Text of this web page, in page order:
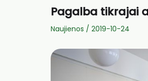
Pagalba tikrajai
Naujienos / 2019-10-24